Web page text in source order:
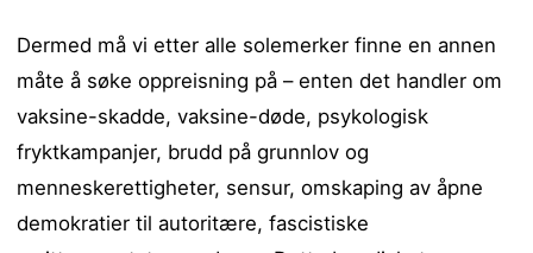
Dermed må vi etter alle solemerker finne en annen
måte å søke oppreisning på – enten det handler om
vaksine-skadde, vaksine-døde, psykologisk
fryktkampanjer, brudd på grunnlov og
menneskerettigheter, sensur, omskaping av åpne
demokratier til autoritære, fascistiske